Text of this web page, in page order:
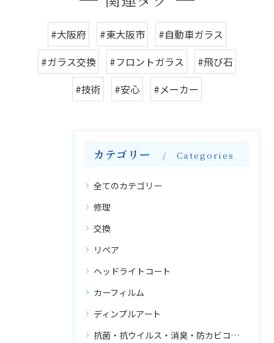
#大阪府 #東大阪市
#自動車ガラス
#ガラス交換
#フロントガラス
#飛び石
#技術
#安心 #メーカー
カテゴリー Categories
全てのカテゴリー
修理
交換
リペア
ヘッドライトコート
カーフィルム
ディンプルアート
抗菌・抗ウイルス・消臭・防カビコーティング